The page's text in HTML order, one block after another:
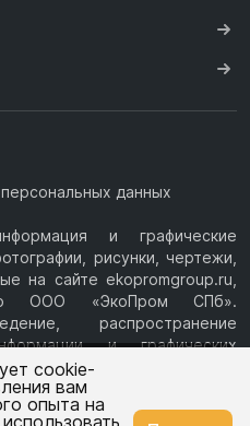
данных
и графические
рисунки, чертежи,
на сайте ekopromgroup.ru,
ООО «ЭкоПром СПб».
распространение
и графических
только с письменного
(ИНН 7814376069, ОГРН
адрес: 194044, г. Санкт-
— Москва
cookie-
вам
опыта на